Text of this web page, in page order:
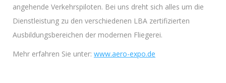
angehende Verkehrspiloten. Bei uns dreht sich alles um die
Dienstleistung zu den verschiedenen LBA zertifizierten
Ausbildungsbereichen der modernen Fliegerei.
Mehr erfahren Sie unter: www.aero-expo.de